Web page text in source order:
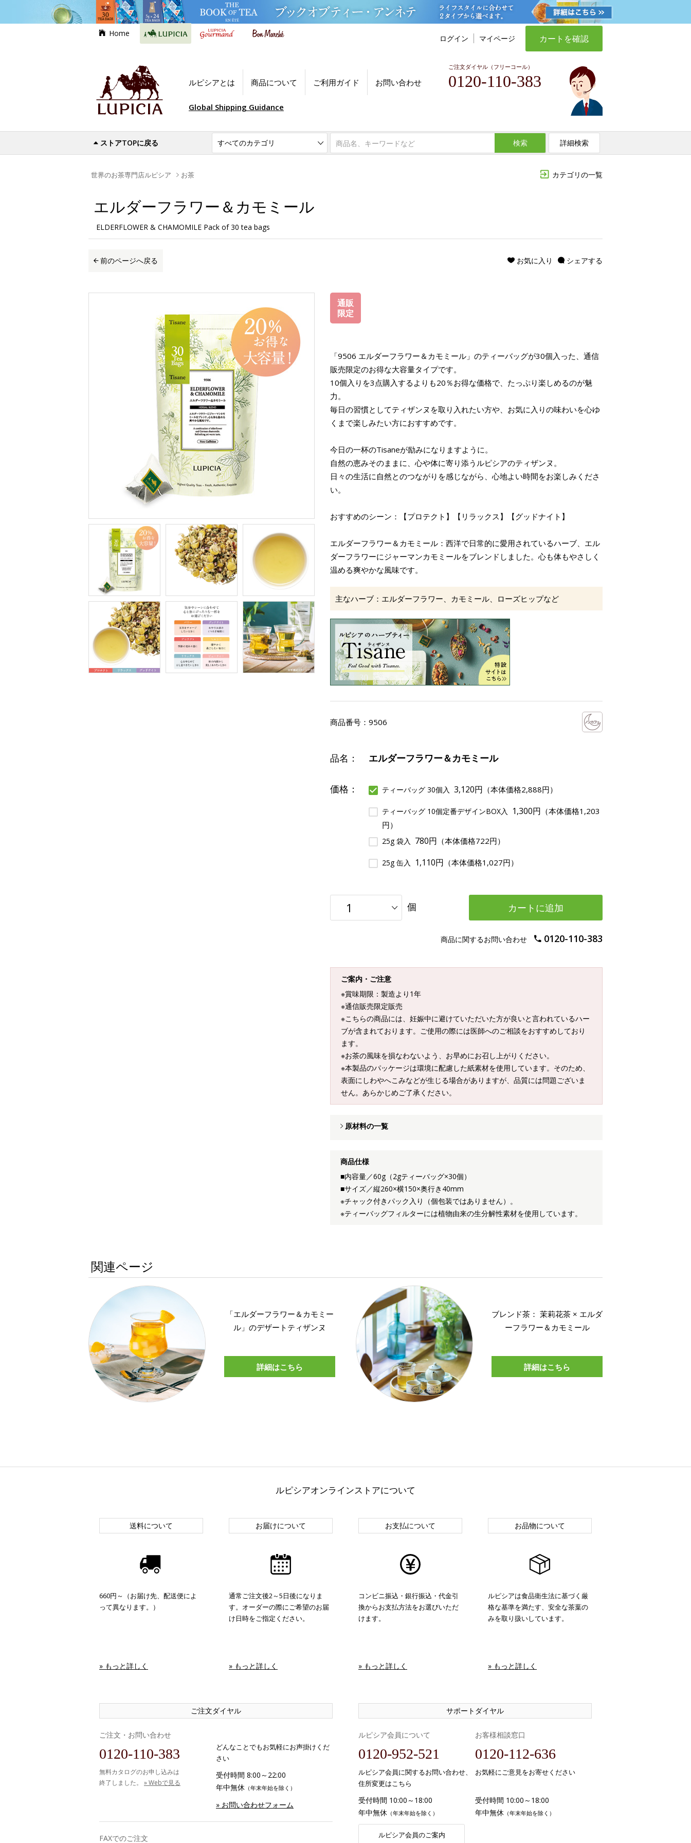
Home
ログイン マイページ カートを確認
ルピシアとは 商品について ご利用ガイド お問い合わせ
ご注文ダイヤル（フリーコール）
0120-110-383
Global Shipping Guidance
ストアTOPに戻る 検索 詳細検索
カテゴリの一覧
世界のお茶専門店ルピシア お茶
エルダーフラワー＆カモミール
ELDERFLOWER & CHAMOMILE Pack of 30 tea bags
前のページへ戻る シェアする
お気に入り
通販
限定
「9506 エルダーフラワー＆カモミール」のティーバッグが30個入った、通信
販売限定のお得な大容量タイプです。
10個入りを3点購入するよりも20％お得な価格で、たっぷり楽しめるのが魅
力。
毎日の習慣としてティザンヌを取り入れたい方や、お気に入りの味わいを心ゆ
くまで楽しみたい方におすすめです。
今日の一杯のTisaneが励みになりますように。
自然の恵みそのままに、心や体に寄り添うルピシアのティザンヌ。
日々の生活に自然とのつながりを感じながら、心地よい時間をお楽しみくださ
い。
おすすめのシーン：【プロテクト】【リラックス】【グッドナイト】
エルダーフラワー＆カモミール：西洋で日常的に愛用されているハーブ、エル
ダーフラワーにジャーマンカモミールをブレンドしました。心も体もやさしく
温める爽やかな風味です。
主なハーブ：エルダーフラワー、カモミール、ローズヒップなど
商品番号： 9506
品名： エルダーフラワー＆カモミール
価格： ティーバッグ 30個入 3,120円 （本体価格2,888円）
ティーバッグ 10個定番デザインBOX入 1,300円 （本体価格1,203
円）
25g 袋入 780円 （本体価格722円）
25g 缶入 1,110円 （本体価格1,027円）
個 カートに追加
商品に関するお問い合わせ 0120-110-383
ご案内・ご注意
※賞味期限：製造より1年
※通信販売限定販売
※こちらの商品には、妊娠中に避けていただいた方が良いと言われているハー
ブが含まれております。ご使用の際には医師へのご相談をおすすめしており
ます。
※お茶の風味を損なわないよう、お早めにお召し上がりください。
※本製品のパッケージは環境に配慮した紙素材を使用しています。そのため、
表面にしわやへこみなどが生じる場合がありますが、品質には問題ございま
せん。あらかじめご了承ください。
原材料の一覧
商品仕様
■内容量／60g（2gティーバッグ×30個）
■サイズ／縦260×横150×奥行き40mm
※チャック付きパック入り（個包装ではありません）。
※ティーバッグフィルターには植物由来の生分解性素材を使用しています。
関連ページ
「エルダーフラワー＆カモミー
ル」のデザートティザンヌ
詳細はこちら
ブレンド茶： 茉莉花茶 × エルダ
ーフラワー＆カモミール
詳細はこちら
ルピシアオンラインストアについて
送料について
660円～（お届け先、配送便によ
って異なります。）
» もっと詳しく
お届けについて
通常ご注文後2～5日後になりま
す。オーダーの際にご希望のお届
け日時をご指定ください。
» もっと詳しく
お支払について
コンビニ振込・銀行振込・代金引
換からお支払方法をお選びいただ
けます。
» もっと詳しく
お品物について
ルピシアは食品衛生法に基づく厳
格な基準を満たす、安全な茶葉の
みを取り扱いしています。
» もっと詳しく
ご注文ダイヤル
ご注文・お問い合わせ
0120-110-383
無料カタログのお申し込みは
終了しました。 » Webで見る
どんなことでもお気軽にお声掛けくだ
さい
受付時間 8:00～22:00
年中無休 （年末年始を除く）
» お問い合わせフォーム
FAXでのご注文
サポートダイヤル
ルピシア会員について
0120-952-521
ルピシア会員に関するお問い合わせ、
住所変更はこちら
受付時間 10:00～18:00
年中無休 （年末年始を除く）
ルピシア会員のご案内
お客様相談窓口
0120-112-636
お気軽にご意見をお寄せください
受付時間 10:00～18:00
年中無休 （年末年始を除く）